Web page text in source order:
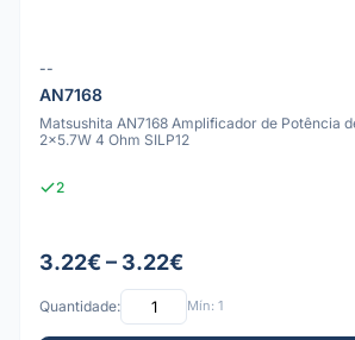
--
AN7168
Matsushita AN7168 Amplificador de Potência
2x5.7W 4 Ohm SILP12
2
3.22€ – 3.22€
Quantidade: Mín: 1